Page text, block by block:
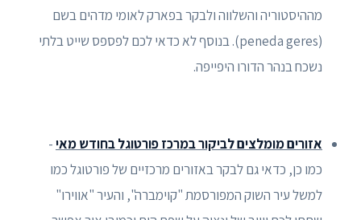
מההיסטוריה והשלווה ולבקר בפארק לאומי מדהים בשם
(peneda geres). בנוסף לא כדאי לכם לפספס שייט בלתי
נשכח בנהר הדורו היפייפה.
אזורים מומלצים לביקור במרכז פורטוגל בחודש מאי-
כמו כן, כדאי גם לבקר באזורים מרכזיים של פורטוגל כמו
למשל עיר השוק המפורסמת "קוימברה", והעיר "אווירו"